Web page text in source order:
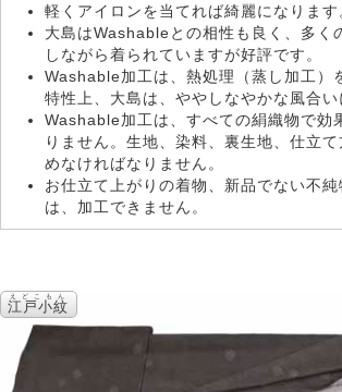
軽くアイロンを当てれば綺麗になります
大島はWashableとの相性も良く、多く
しながら着られていますが好評です。
Washable加工は、熱処理（蒸し加工）
特性上、大島は、ややしなやかな風合い
Washable加工は、すべての絹織物で効
りません。生地、染料、裏生地、仕立
めなければなりません。
お仕立て上がりの着物、新品でない不
は、加工できません。
江戸小紋
えどこもん